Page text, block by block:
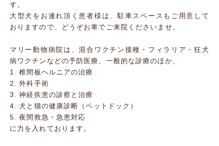
す。
大型犬をお連れ頂く患者様は、駐車スペースもご用意して
おりますので、どうぞお車でご来院くださいませ。
マリー動物病院は、混合ワクチン接種・フィラリア・狂犬
病ワクチンなどの予防医療、一般的な診療のほか、
1. 椎間板ヘルニアの治療
2. 外科手術
3. 神経疾患の診察と治療
4. 犬と猫の健康診断（ペットドック）
5. 夜間救急・急患対応
に力を入れております。